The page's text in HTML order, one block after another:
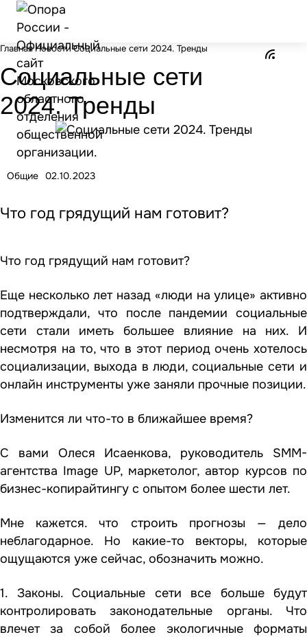
Главная Новости Социальные сети 2024. Тренды
Социальные сети
2024. Тренды
Общие 02.10.2023
Что год грядущий нам готовит?
Что год грядущий нам готовит?
Еще несколько лет назад «люди на улице» активно
подтверждали, что после пандемии социальные
сети стали иметь большее влияние на них. И
несмотря на то, что в этот период очень хотелось
социализации, выхода в люди, социальные сети и
онлайн инструменты уже заняли прочные позиции.
Изменится ли что-то в ближайшее время?
С вами Олеся Исаенкова, руководитель SMM-
агентства Image UP, маркетолог, автор курсов по
бизнес-копирайтингу с опытом более шести лет.
Мне кажется. что строить прогнозы — дело
неблагодарное. Но какие-то векторы, которые
ощущаются уже сейчас, обозначить можно.
1. Законы. Социальные сети все больше будут
контролировать законодательные органы. Что
влечет за собой более экологичные форматы